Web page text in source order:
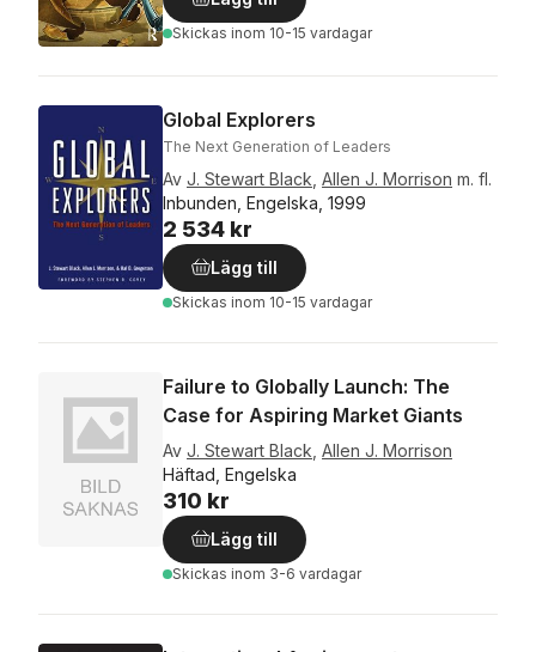
Skickas inom 10-15 vardagar
Global Explorers
The Next Generation of Leaders
Av J. Stewart Black Allen J. Morrison m. fl.
Inbunden, Engelska, 1999
2 534 kr
Lägg till
Skickas inom 10-15 vardagar
Failure to Globally Launch: The
Case for Aspiring Market Giants
Av J. Stewart Black Allen J. Morrison
Häftad, Engelska
310 kr
Lägg till
Skickas inom 3-6 vardagar